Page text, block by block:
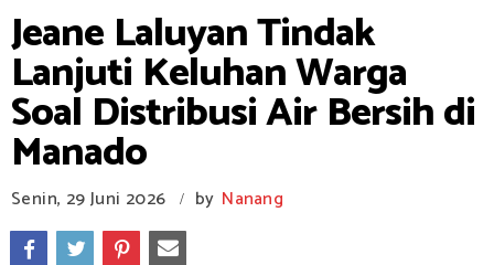
Jeane Laluyan Tindak
Lanjuti Keluhan Warga
Soal Distribusi Air Bersih di
Manado
Senin, 29 Juni 2026 / by Nanang